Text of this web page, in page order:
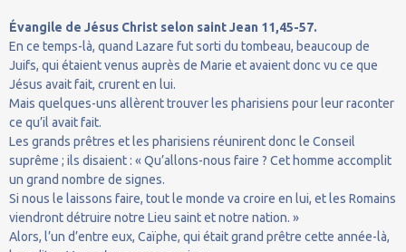
Évangile de Jésus Christ selon saint Jean 11,45-57.
En ce temps-là, quand Lazare fut sorti du tombeau, beaucoup de
Juifs, qui étaient venus auprès de Marie et avaient donc vu ce que
Jésus avait fait, crurent en lui.
Mais quelques-uns allèrent trouver les pharisiens pour leur raconter
ce qu’il avait fait.
Les grands prêtres et les pharisiens réunirent donc le Conseil
suprême ; ils disaient : « Qu’allons-nous faire ? Cet homme accomplit
un grand nombre de signes.
Si nous le laissons faire, tout le monde va croire en lui, et les Romains
viendront détruire notre Lieu saint et notre nation. »
Alors, l’un d’entre eux, Caïphe, qui était grand prêtre cette année-là,